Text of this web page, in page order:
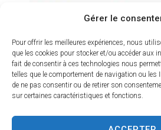
Gérer le
Pour offrir les meilleures expériences, nous
que les cookies pour stocker et/ou accéder aux
fait de consentir à ces technologies nous
telles que le comportement de navigation ou les
de ne pas consentir ou de retirer son
sur certaines caractéristiques et fonctions.
. C’est une structure
a pour mission d’informer, orienter
personnesde 60 ans et pluset
les personnes en situations de
de proposer des animations
une réelle politique sociale en